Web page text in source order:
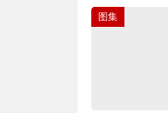
图集